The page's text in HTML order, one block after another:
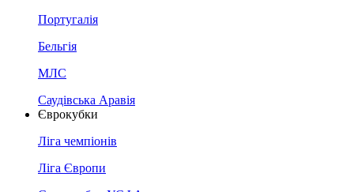
Португалія
Бельгія
МЛС
Саудівська Аравія
Єврокубки
Ліга чемпіонів
Ліга Європи